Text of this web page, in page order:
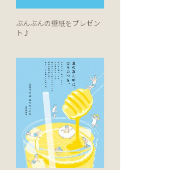
ぶんぶんの壁紙をプレゼン
ト♪